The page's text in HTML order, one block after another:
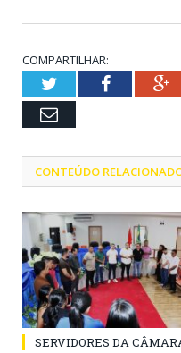
COMPARTILHAR:
TwitterFacebook
Email
CONTEÚDO
SERVIDORES DA